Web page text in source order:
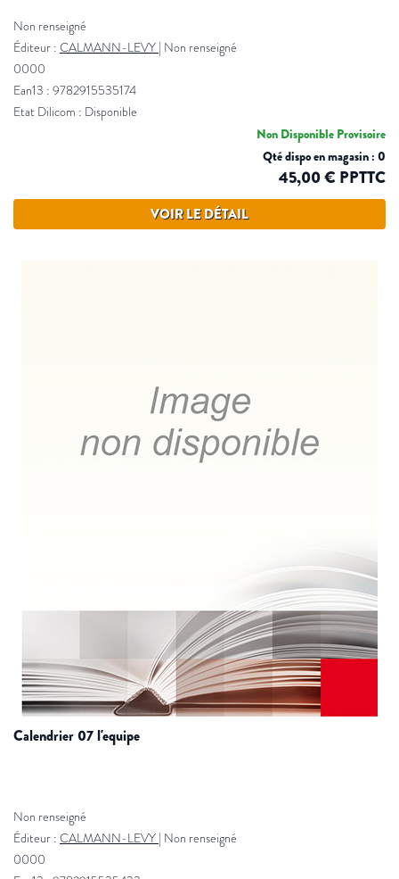
Non renseigné
Éditeur : CALMANN-LEVY | Non renseigné
0000
Ean13 : 9782915535174
Etat Dilicom : Disponible
Non Disponible Provisoire
Qté dispo en magasin : 0
45,00 € PPTTC
VOIR LE DÉTAIL
calendrier 07 l'equipe
Non renseigné
Éditeur : CALMANN-LEVY | Non renseigné
0000